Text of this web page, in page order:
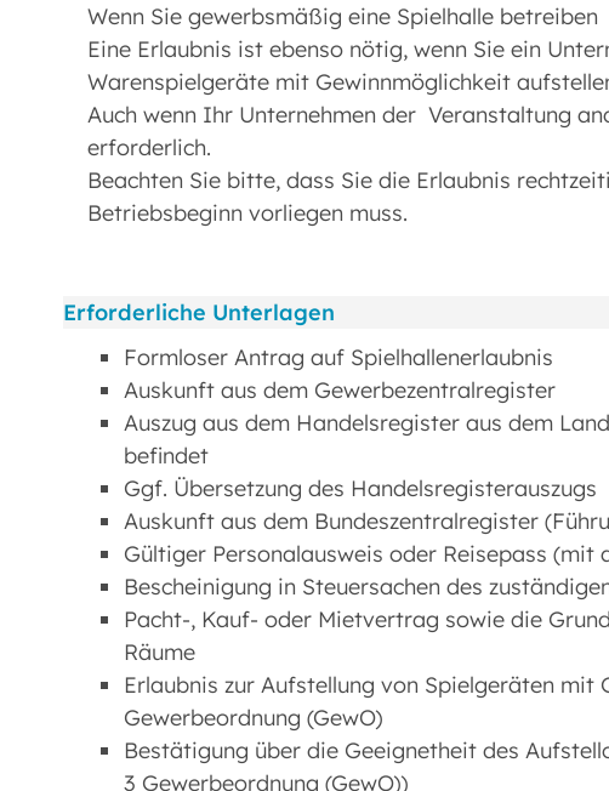
Wenn Sie gewerbsmäßig eine Spielhalle
Eine Erlaubnis ist ebenso nötig, wenn Sie ein
Warenspielgeräte mit Gewinnmöglichkeit
Auch wenn Ihr Unternehmen der Veranstaltung
erforderlich.
Beachten Sie bitte, dass Sie die Erlaubnis
Betriebsbeginn vorliegen muss.
Erforderliche Unterlagen
Formloser Antrag auf Spielhallenerlaubnis
Auskunft aus dem Gewerbezentralregister
Auszug aus dem Handelsregister aus dem
befindet
Ggf. Übersetzung des Handelsregisterauszugs
Auskunft aus dem Bundeszentralregister
Gültiger Personalausweis oder Reisepass (mit
Bescheinigung in Steuersachen des
Pacht-, Kauf- oder Mietvertrag sowie die
Räume
Erlaubnis zur Aufstellung von Spielgeräten mit
Gewerbeordnung (GewO)
Bestätigung über die Geeignetheit des
3 Gewerbeordnung (GewO))